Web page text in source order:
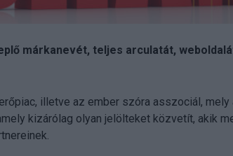
márkanevét, teljes arculatát,
illetve az ember szóra asszociál, mely
kizárólag olyan jelölteket közvetít, akik